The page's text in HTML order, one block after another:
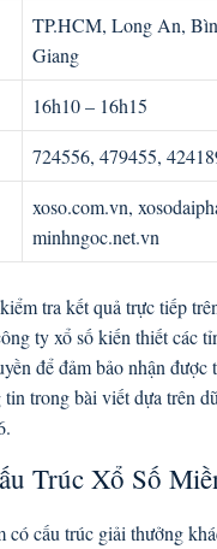
TP.HCM, Long An,
Giang
16h10 – 16h15
724556, 479455,
xoso.com.vn,
minhngoc.net.vn
tra kết quả trực tiếp
ty xổ số kiến thiết các
để đảm bảo nhận được
trong bài viết dựa trên
Trúc Xổ Số
có cấu trúc giải thưởng